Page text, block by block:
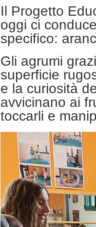
Il Progetto
oggi ci
specifico:
Gli agrumi
superficie
e la curiosità
avvicinano ai
toccarli e